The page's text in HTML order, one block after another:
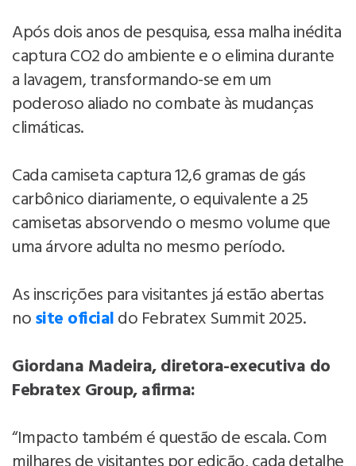
Após dois anos de pesquisa, essa malha inédita
captura CO2 do ambiente e o elimina durante
a lavagem, transformando-se em um
poderoso aliado no combate às mudanças
climáticas.
Cada camiseta captura 12,6 gramas de gás
carbônico diariamente, o equivalente a 25
camisetas absorvendo o mesmo volume que
uma árvore adulta no mesmo período.
As inscrições para visitantes já estão abertas
nosite oficialdo Febratex Summit 2025.
Giordana Madeira, diretora-executiva do
Febratex Group, afirma:
“Impacto também é questão de escala. Com